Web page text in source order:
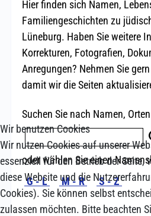
Wir benutzen Cookies
Wir nutzen Cookies auf unserer
essenziell für den Betrieb der Seite,
diese Website und die
Cookies). Sie können selbst
zulassen möchten. Bitte beachten